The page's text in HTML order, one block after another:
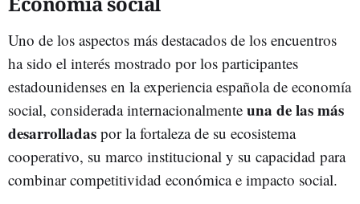
Uno de los aspectos más destacados de los encuentros
ha sido el interés mostrado por los participantes
estadounidenses en la experiencia española de economía
social, considerada internacionalmente una de las más
desarrolladas por la fortaleza de su ecosistema
cooperativo, su marco institucional y su capacidad para
combinar competitividad económica e impacto social.